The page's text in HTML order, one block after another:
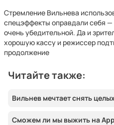
Стремление Вильнева
спецэффекты оправдали себя
очень убедительной. Да и
хорошую кассу и режиссер
продолжение
Читайте также:
Вильнев мечтает снять
Сможем ли мы выжить на